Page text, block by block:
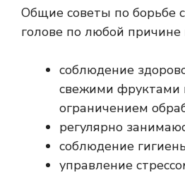
Общие советы по борьбе
голове по любой
соблюдение
свежими фруктами
ограничением
регулярно
соблюдение
управление